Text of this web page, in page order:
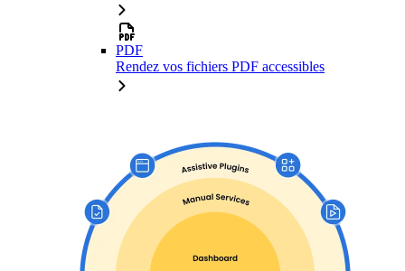
PDF
Rendez vos fichiers PDF accessibles